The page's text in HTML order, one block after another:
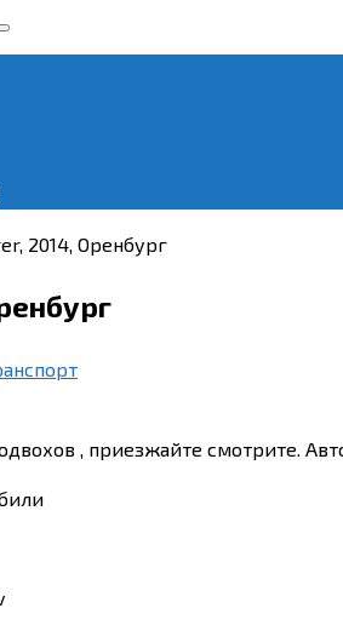
2014, Оренбург
, приезжайте смотрите.